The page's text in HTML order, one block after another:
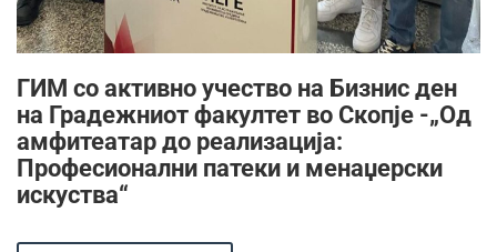
ГИМ со активно учество на Бизнис ден
на Градежниот факултет во Скопје -„Од
амфитеатар до реализација:
Професионални патеки и менаџерски
искуства“